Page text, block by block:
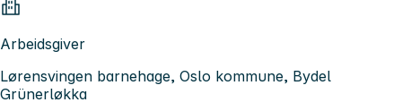
Arbeidsgiver
Lørensvingen barnehage, Oslo kommune, Bydel
Grünerløkka